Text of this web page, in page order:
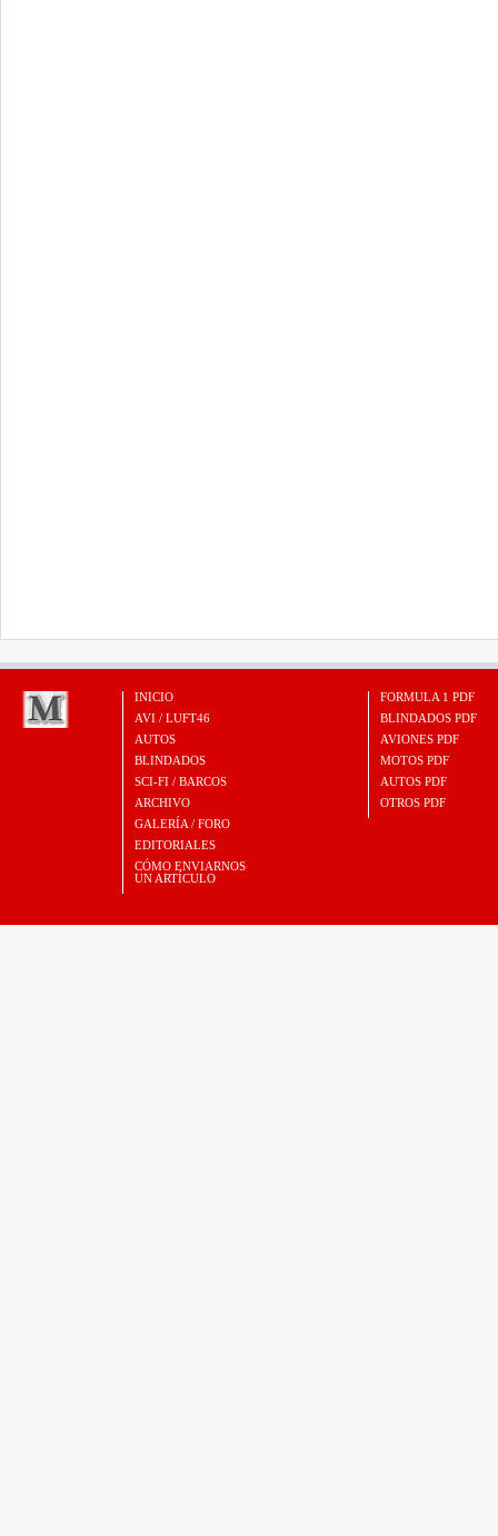
INICIO
AVI / LUFT46
AUTOS
BLINDADOS
SCI-FI / BARCOS
ARCHIVO
GALERÍA / FORO
EDITORIALES
CÓMO ENVIARNOS
UN ARTÍCULO
FORMULA 1 PDF
BLINDADOS PDF
AVIONES PDF
MOTOS PDF
AUTOS PDF
OTROS PDF